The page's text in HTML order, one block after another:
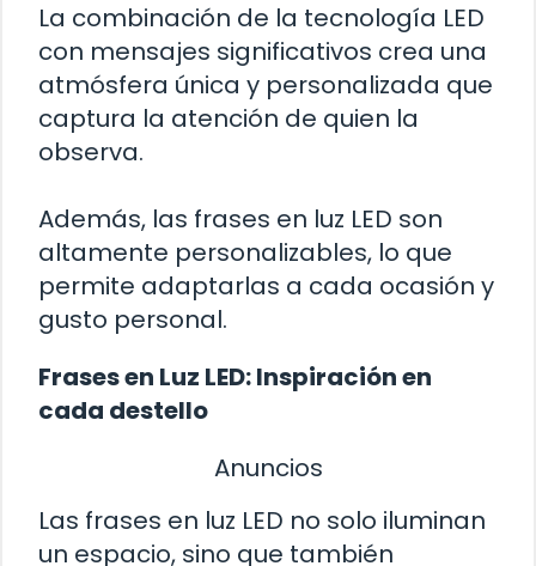
La combinación de la tecnología LED
con mensajes significativos crea una
atmósfera única y personalizada que
captura la atención de quien la
observa.
Además, las frases en luz LED son
altamente personalizables, lo que
permite adaptarlas a cada ocasión y
gusto personal.
Frases en Luz LED: Inspiración en
cada destello
Anuncios
Las frases en luz LED no solo iluminan
un espacio, sino que también